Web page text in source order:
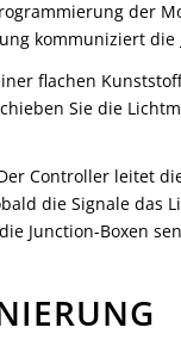
der
kommuniziert die
flachen
Sie die
Controller leitet
die Signale
Junction-Boxen